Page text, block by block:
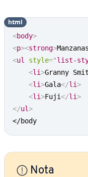
<body>
<p><strong>
<ul style="list-
<li>Granny
<li>Gala</li>
<li>Fuji</li>
</ul>
</body
html
Nota